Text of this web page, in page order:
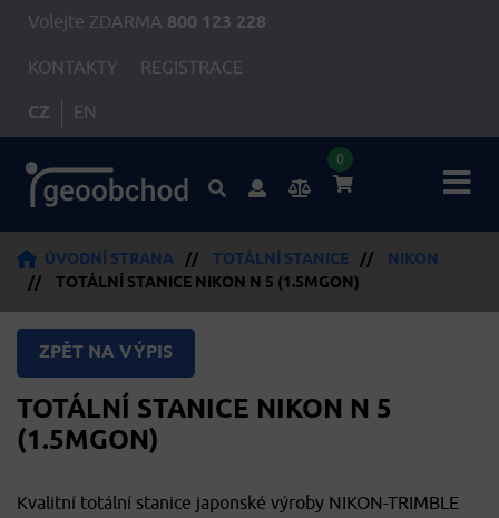
Volejte ZDARMA 800 123 228
KONTAKTY REGISTRACE
CZ EN
0
ÚVODNÍ STRANA // TOTÁLNÍ STANICE //
NIKON
//
TOTÁLNÍ STANICE NIKON N 5 (1.5MGON)
ZPĚT NA VÝPIS
TOTÁLNÍ STANICE NIKON N 5
(1.5MGON)
Kvalitní totální stanice japonské výroby NIKON-TRIMBLE